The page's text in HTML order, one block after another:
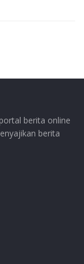
berita online
berita